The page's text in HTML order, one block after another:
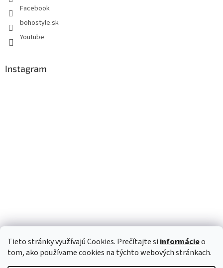
Tieto stránky využívajú Cookies. Prečítajte si informácieo
tom, ako používame cookies na týchto webových stránkach.
Facebook
bohostyle.sk
Youtube
Instagram
Sledovat na Instagramu